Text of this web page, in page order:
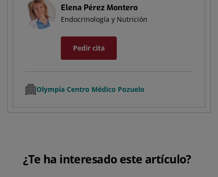
Elena Pérez Montero
Endocrinología y Nutrición
Pedir cita
Olympia Centro Médico Pozuelo
¿Te ha interesado este artículo?